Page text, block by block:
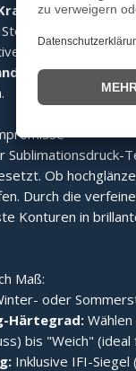
wird die
verdrängt.
Der
Sublimationsdruck-
Ob
Durch die
Konturen in
Maß:
oder
Härtegrad:
bis "Weich" (ideal
Inklusive IFI-Siegel